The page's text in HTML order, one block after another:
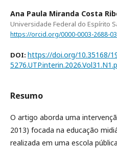
Ana Paula Miranda Costa
Universidade Federal do Espírito
https://orcid.org/0000-0003-2688-
DOI: https://doi.org/10.35168/
Resumo
O artigo aborda uma
2013) focada na educação
realizada em uma escola